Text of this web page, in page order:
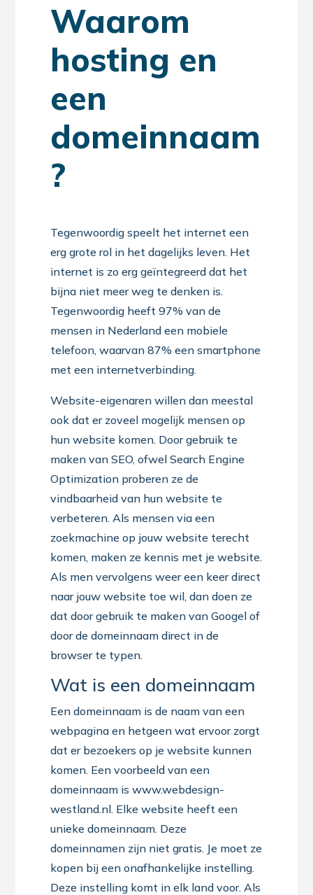
Waarom
hosting en
een
domeinnaam
?
Tegenwoordig speelt het internet een
erg grote rol in het dagelijks leven. Het
internet is zo erg geïntegreerd dat het
bijna niet meer weg te denken is.
Tegenwoordig heeft 97% van de
mensen in Nederland een mobiele
telefoon, waarvan 87% een smartphone
met een internetverbinding.
Website-eigenaren willen dan meestal
ook dat er zoveel mogelijk mensen op
hun website komen. Door gebruik te
maken van SEO, ofwel Search Engine
Optimization proberen ze de
vindbaarheid van hun website te
verbeteren. Als mensen via een
zoekmachine op jouw website terecht
komen, maken ze kennis met je website.
Als men vervolgens weer een keer direct
naar jouw website toe wil, dan doen ze
dat door gebruik te maken van Googel of
door de domeinnaam direct in de
browser te typen.
Wat is een domeinnaam
Een domeinnaam is de naam van een
webpagina en hetgeen wat ervoor zorgt
dat er bezoekers op je website kunnen
komen. Een voorbeeld van een
domeinnaam is www.webdesign-
westland.nl. Elke website heeft een
unieke domeinnaam. Deze
domeinnamen zijn niet gratis. Je moet ze
kopen bij een onafhankelijke instelling.
Deze instelling komt in elk land voor. Als